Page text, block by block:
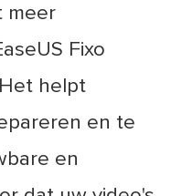
meer
Fixo
helpt
en te
en